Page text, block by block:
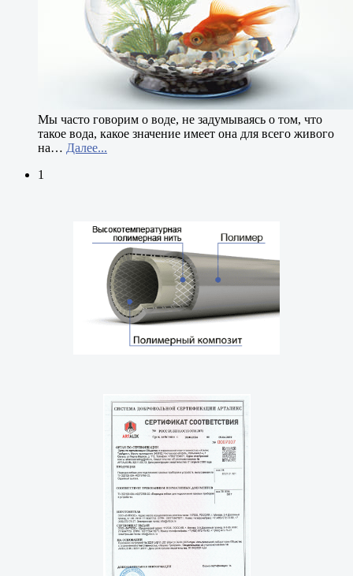
Мы часто говорим о воде, не задумываясь о том, что
такое вода, какое значение имеет она для всего живого
на… Далее...
1